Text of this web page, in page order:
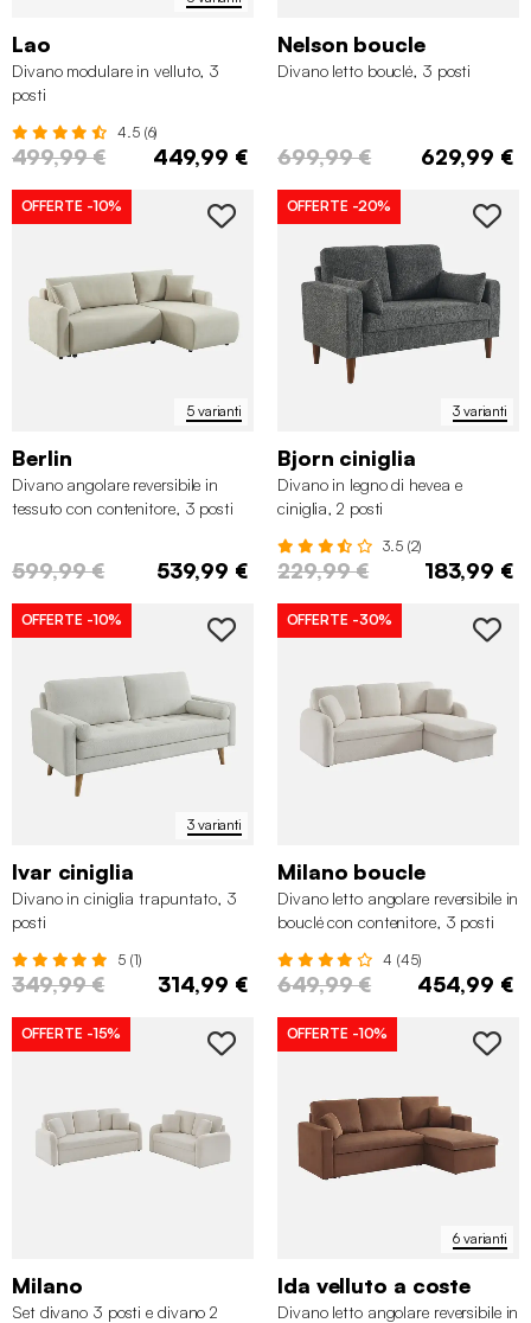
Lao
Divano modulare in velluto, 3
posti
4.5 (6)
499,99 € 449,99 €
Nelson boucle
Divano letto bouclé, 3 posti
699,99 € 629,99 €
5 varianti
OFFERTE -10%
Berlin
Divano angolare reversibile in
tessuto con contenitore, 3 posti
599,99 € 539,99 €
3 varianti
OFFERTE -20%
Bjorn ciniglia
Divano in legno di hevea e
ciniglia, 2 posti
3.5 (2)
229,99 € 183,99 €
3 varianti
OFFERTE -10%
Ivar ciniglia
Divano in ciniglia trapuntato, 3
posti
5 (1)
349,99 € 314,99 €
OFFERTE -30%
Milano boucle
Divano letto angolare reversibile in
bouclé con contenitore, 3 posti
4 (45)
649,99 € 454,99 €
OFFERTE -15%
Milano
Set divano 3 posti e divano 2
6 varianti
OFFERTE -10%
Ida velluto a coste
Divano letto angolare reversibile in